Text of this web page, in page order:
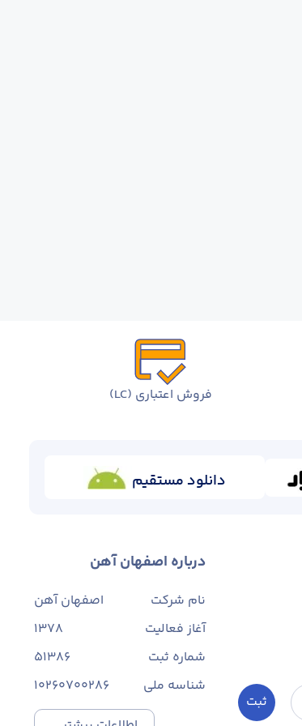
فروش اعتباری (LC)
دانلود مستقیم
ثبت
درباره اصفهان آهن
نام شرکت
اصفهان آهن
آغاز فعالیت
1378
شماره ثبت
۵۱۳۸۶
شناسه ملی
10260700286